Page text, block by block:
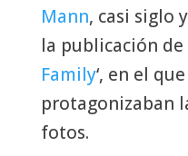
Mann, casi siglo
la publicación de
Family‘, en el
protagonizaban
fotos.